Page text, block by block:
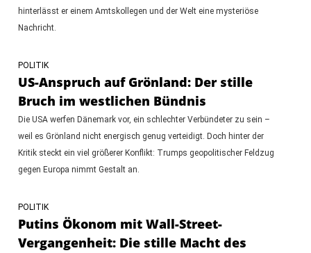
hinterlässt er einem Amtskollegen und der Welt eine mysteriöse
Nachricht.
POLITIK
US-Anspruch auf Grönland: Der stille
Bruch im westlichen Bündnis
Die USA werfen Dänemark vor, ein schlechter Verbündeter zu sein –
weil es Grönland nicht energisch genug verteidigt. Doch hinter der
Kritik steckt ein viel größerer Konflikt: Trumps geopolitischer Feldzug
gegen Europa nimmt Gestalt an.
POLITIK
Putins Ökonom mit Wall-Street-
Vergangenheit: Die stille Macht des